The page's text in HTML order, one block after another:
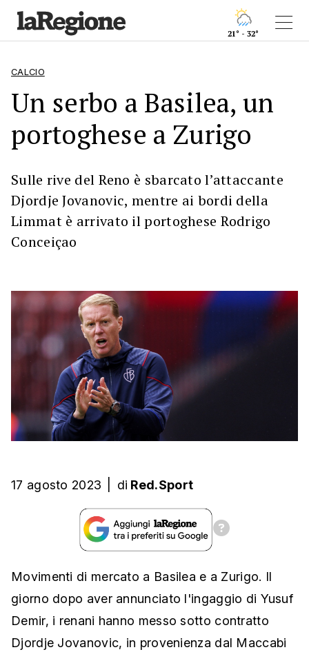
21° - 32°
CALCIO
Un serbo a Basilea, un
portoghese a Zurigo
Sulle rive del Reno è sbarcato l’attaccante
Djordje Jovanovic, mentre ai bordi della
Limmat è arrivato il portoghese Rodrigo
Conceiçao
17 agosto 2023 di Red.Sport
Movimenti di mercato a Basilea e a Zurigo. Il
giorno dopo aver annunciato l'ingaggio di Yusuf
Demir, i renani hanno messo sotto contratto
Djordje Jovanovic, in provenienza dal Maccabi